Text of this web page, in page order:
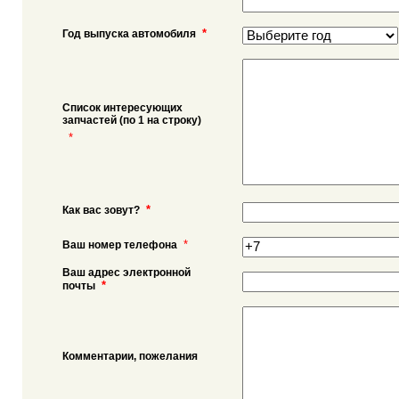
Год выпуска автомобиля *
Список интересующих
запчастей (по 1 на строку)
*
Как вас зовут? *
Ваш номер телефона *
Ваш адрес электронной
почты *
Комментарии, пожелания